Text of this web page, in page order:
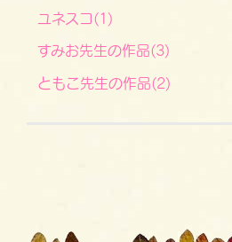
ユネスコ(1)
すみお先生の作品(3)
ともこ先生の作品(2)